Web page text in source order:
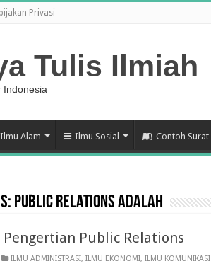
Privasi
Tulis Ilmiah
Indonesia
Ilmu Alam Ilmu Sosial Contoh Surat
Public Relations Adalah
Pengertian Public Relations
ILMU ADMINISTRASI, ILMU EKONOMI, ILMU KOMUNIKASI